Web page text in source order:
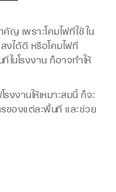
เพราะโคมไฟที่ใช้ใน
งได้ดี หรือโคมไฟที่
ในโรงงาน ก็อาจทำให้
งงานให้เหมาะสมนี้ ก็จะ
องแต่ละพื้นที่ และช่วย